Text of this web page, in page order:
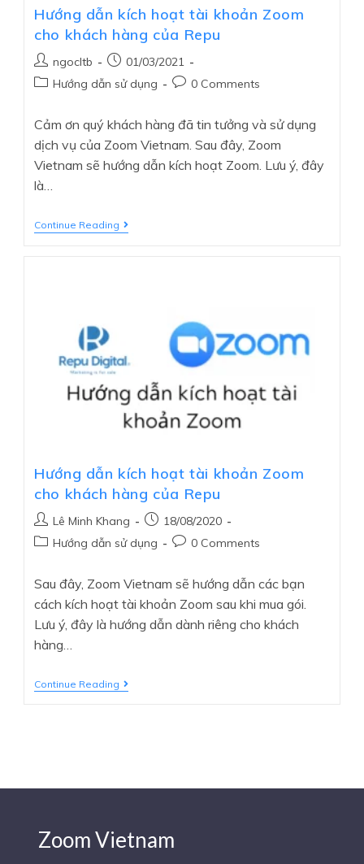
Hướng dẫn kích hoạt tài khoản Zoom
cho khách hàng của Repu
ngocltb
01/03/2021
Hướng dẫn sử dụng
0 Comments
Cảm ơn quý khách hàng đã tin tưởng và sử dụng
dịch vụ của Zoom Vietnam. Sau đây, Zoom
Vietnam sẽ hướng dẫn kích hoạt Zoom. Lưu ý, đây
là…
Continue Reading
Hướng dẫn kích hoạt tài khoản Zoom
cho khách hàng của Repu
Lê Minh Khang
18/08/2020
Hướng dẫn sử dụng
0 Comments
Sau đây, Zoom Vietnam sẽ hướng dẫn các bạn
cách kích hoạt tài khoản Zoom sau khi mua gói.
Lưu ý, đây là hướng dẫn dành riêng cho khách
hàng…
Continue Reading
Zoom Vietnam